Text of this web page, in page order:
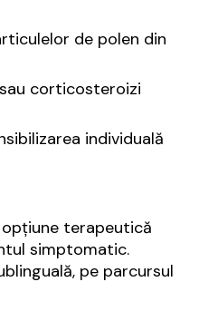
de polen din
corticosteroizi
individuală
terapeutică
simptomatic.
pe parcursul